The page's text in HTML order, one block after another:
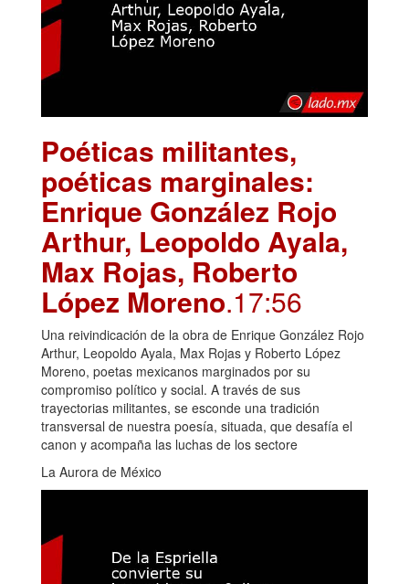
Poéticas militantes,
poéticas marginales:
Enrique González Rojo
Arthur, Leopoldo Ayala,
Max Rojas, Roberto
López Moreno.17:56
Una reivindicación de la obra de Enrique González Rojo
Arthur, Leopoldo Ayala, Max Rojas y Roberto López
Moreno, poetas mexicanos marginados por su
compromiso político y social. A través de sus
trayectorias militantes, se esconde una tradición
transversal de nuestra poesía, situada, que desafía el
canon y acompaña las luchas de los sectore
La Aurora de México